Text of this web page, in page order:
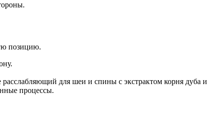
позицию.
для шеи и спины с экстрактом корня дуба и
процессы.